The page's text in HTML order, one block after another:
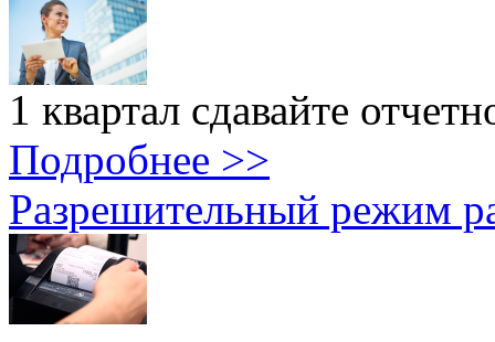
1 квартал cдавайте
Подробнее >>
Разрешительный режим